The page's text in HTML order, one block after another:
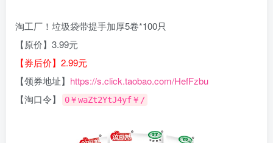
淘工厂！垃圾袋带提手加厚5卷*100只
【原价】3.99元
【券后价】2.99元
【领券地址】 https://s.click.taobao.com/HefFzbu
【淘口令】
0￥waZt2YtJ4yf￥/